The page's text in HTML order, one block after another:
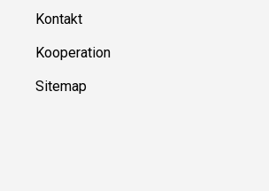
Kontakt
Kooperation
Sitemap